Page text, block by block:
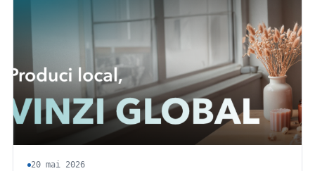
20 mai 2026